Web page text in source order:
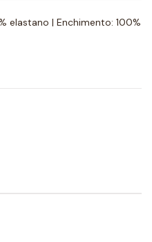
elastano | Enchimento: 100%